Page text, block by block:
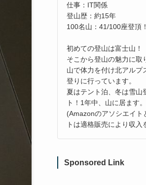
仕事：IT関係
登山歴：約15年
100名山：41/100座登頂！
初めての登山は富士山！
そこから登山の魅力に取
山で体力を付け北アルプ
登りに行っています。
夏はテント泊、冬は雪山
ト！1年中、山に居ます。
(Amazonのアソシエイト
トは適格販売により収入
Sponsored Link